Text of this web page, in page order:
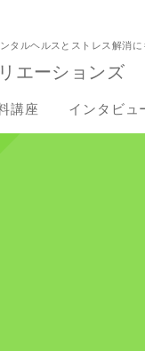
ルヘルスとストレス解消に
エーションズ
講座 インタビュ